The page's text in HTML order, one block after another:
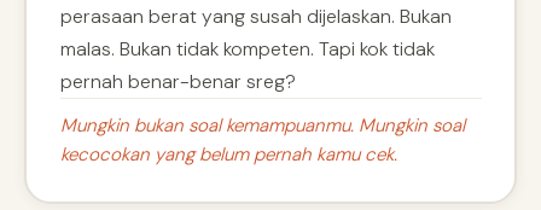
perasaan berat yang susah dijelaskan. Bukan
malas. Bukan tidak kompeten. Tapi kok tidak
pernah benar-benar sreg?
Mungkin bukan soal kemampuanmu. Mungkin soal
kecocokan yang belum pernah kamu cek.